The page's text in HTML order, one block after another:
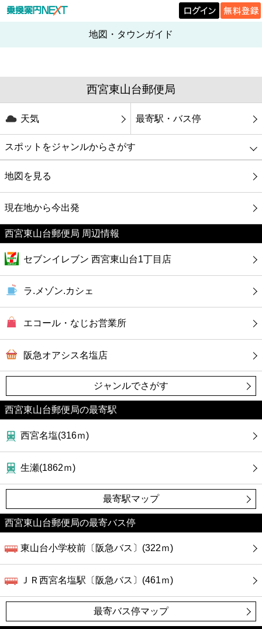
地図・タウンガイド
西宮東山台郵便局
天気 最寄駅・バス停
スポットをジャンルからさがす
グルメ
映画
美容
レジャー
書店
ファミレス
カフェ
公共
地図を見る
現在地から今出発
西宮東山台郵便局 周辺情報
セブンイレブン 西宮東山台1丁目店
ラ.メゾン.カシェ
エコール・なじお営業所
阪急オアシス名塩店
ジャンルでさがす
西宮東山台郵便局の最寄駅
西宮名塩(316ｍ)
生瀬(1862ｍ)
最寄駅マップ
西宮東山台郵便局の最寄バス停
東山台小学校前〔阪急バス〕(322ｍ)
ＪＲ西宮名塩駅〔阪急バス〕(461ｍ)
最寄バス停マップ